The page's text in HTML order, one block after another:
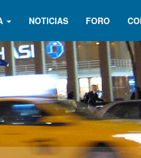
NOTICIAS FORO